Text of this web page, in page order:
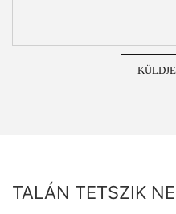
TALÁN TETSZIK